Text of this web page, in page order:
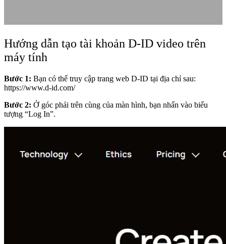
Hướng dẫn tạo tài khoản D-ID video trên
máy tính
Bước 1: Bạn có thể truy cập trang web D-ID tại địa chỉ sau:
https://www.d-id.com/
Bước 2: Ở góc phải trên cùng của màn hình, bạn nhấn vào biểu
tượng “Log In”.